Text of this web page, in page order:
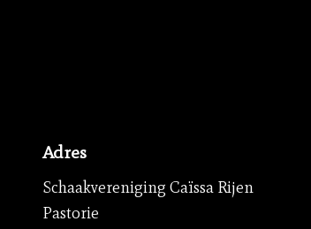
Adres
Schaakvereniging Caïssa Rijen
Pastorie